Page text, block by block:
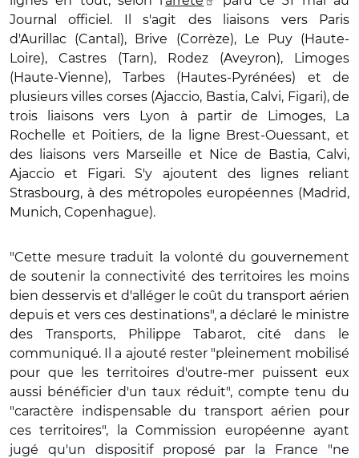
Journal officiel. Il s'agit des liaisons vers Paris
d'Aurillac (Cantal), Brive (Corrèze), Le Puy (Haute-
Loire), Castres (Tarn), Rodez (Aveyron), Limoges
(Haute-Vienne), Tarbes (Hautes-Pyrénées) et de
plusieurs villes corses (Ajaccio, Bastia, Calvi, Figari), de
trois liaisons vers Lyon à partir de Limoges, La
Rochelle et Poitiers, de la ligne Brest-Ouessant, et
des liaisons vers Marseille et Nice de Bastia, Calvi,
Ajaccio et Figari. S'y ajoutent des lignes reliant
Strasbourg, à des métropoles européennes (Madrid,
Munich, Copenhague).
"Cette mesure traduit la volonté du gouvernement
de soutenir la connectivité des territoires les moins
bien desservis et d'alléger le coût du transport aérien
depuis et vers ces destinations", a déclaré le ministre
des Transports, Philippe Tabarot, cité dans le
communiqué. Il a ajouté rester "pleinement mobilisé
pour que les territoires d'outre-mer puissent eux
aussi bénéficier d'un taux réduit", compte tenu du
"caractère indispensable du transport aérien pour
ces territoires", la Commission européenne ayant
jugé qu'un dispositif proposé par la France "ne